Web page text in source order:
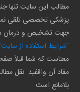
مطالب این سایت تنها
پزشکی تخصصی تلقی نمی
جهت تشخیص و درمان
"شرایط استفاده از
معناست که شما قبلاً
مفاد آن واقفید. نقل
بلامانع است